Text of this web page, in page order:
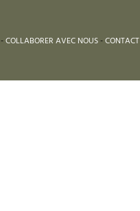
-COLLABORER AVEC NOUS-CONTACT